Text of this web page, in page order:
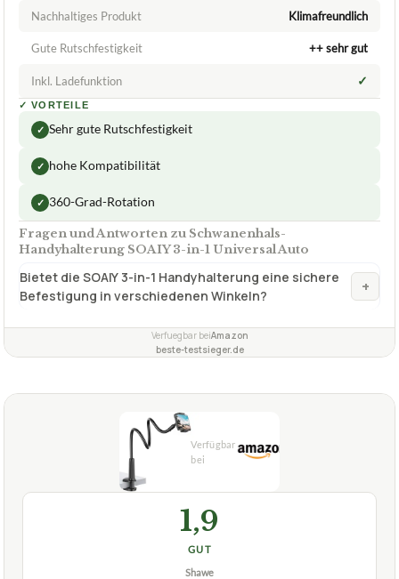
Nachhaltiges Produkt Klimafreundlich
Gute Rutschfestigkeit ++ sehr gut
Inkl. Ladefunktion ✓
✓ VORTEILE
✓ Sehr gute Rutschfestigkeit
✓ hohe Kompatibilität
✓ 360-Grad-Rotation
Fragen und Antworten zu Schwanenhals-
Handyhalterung SOAIY 3-in-1 Universal Auto
Bietet die SOAIY 3-in-1 Handyhalterung eine sichere
Befestigung in verschiedenen Winkeln?
+
Verfuegbar beiAmazon
beste-testsieger.de
1,9
GUT
Shawe